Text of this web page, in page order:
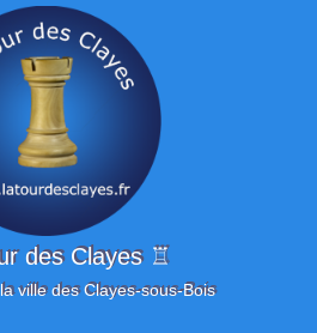
des Clayes ♖
ville des Clayes-sous-Bois